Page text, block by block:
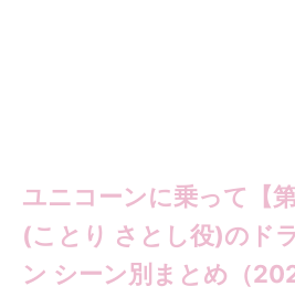
ユニコーンに乗って【
(ことり さとし役)のド
ン シーン別まとめ（